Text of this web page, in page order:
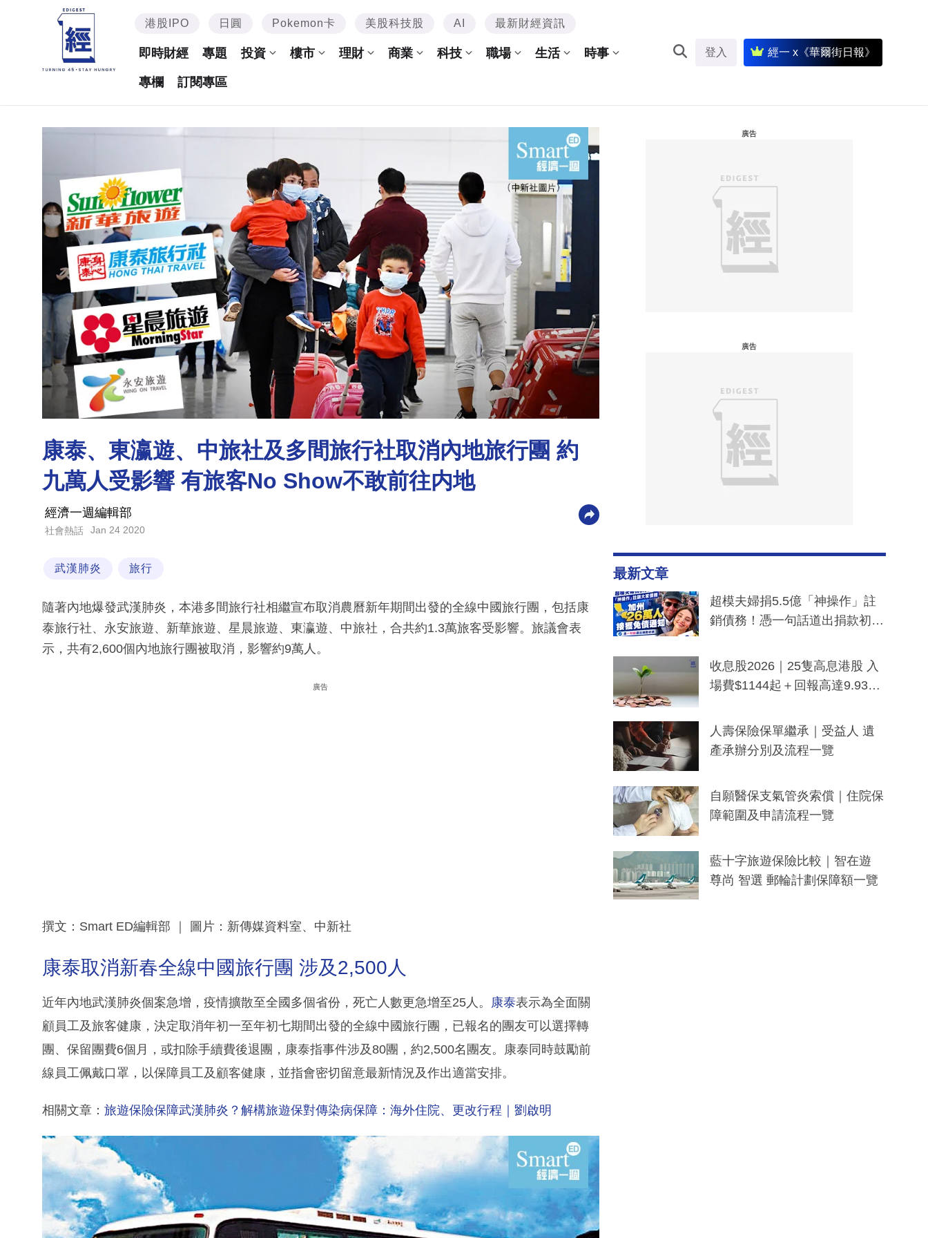
港股IPO 日圓 Pokemon卡 美股科技股 AI 最新財經資訊
即時財經 專題 投資 樓市 理財 商業 科技 職場 生活 時事
專欄 訂閱專區
登入 經一 x《華爾街日報》
康泰、東瀛遊、中旅社及多間旅行社取消內地旅行團 約
九萬人受影響 有旅客No Show不敢前往内地
經濟一週編輯部
社會熱話 Jan 24 2020
武漢肺炎 旅行
隨著內地爆發武漢肺炎，本港多間旅行社相繼宣布取消農曆新年期間出發的全線中國旅行團，包括康
泰旅行社、永安旅遊、新華旅遊、星晨旅遊、東瀛遊、中旅社，合共約1.3萬旅客受影響。旅議會表
示，共有2,600個內地旅行團被取消，影響約9萬人。
廣告
撰文：Smart ED編輯部 ｜ 圖片：新傳媒資料室、中新社
康泰取消新春全線中國旅行團 涉及2,500人
近年內地武漢肺炎個案急增，疫情擴散至全國多個省份，死亡人數更急增至25人。 康泰表示為全面關
顧員工及旅客健康，決定取消年初一至年初七期間出發的全線中國旅行團，已報名的團友可以選擇轉
團、保留團費6個月，或扣除手續費後退團，康泰指事件涉及80團，約2,500名團友。康泰同時鼓勵前
線員工佩戴口罩，以保障員工及顧客健康，並指會密切留意最新情況及作出適當安排。
相關文章： 旅遊保險保障武漢肺炎？解構旅遊保對傳染病保障：海外住院、更改行程｜劉啟明
廣告
廣告
最新文章
超模夫婦捐5.5億「神操作」註
銷債務！憑一句話道出捐款初
一度被誤當詐騙手段
收息股2026｜25隻高息港股 入
場費$1144起＋回報高達9.93
人壽保險保單繼承｜受益人 遺
產承辦分別及流程一覽
自願醫保支氣管炎索償｜住院保
障範圍及申請流程一覽
藍十字旅遊保險比較｜智在遊
尊尚 智選 郵輪計劃保障額一覽